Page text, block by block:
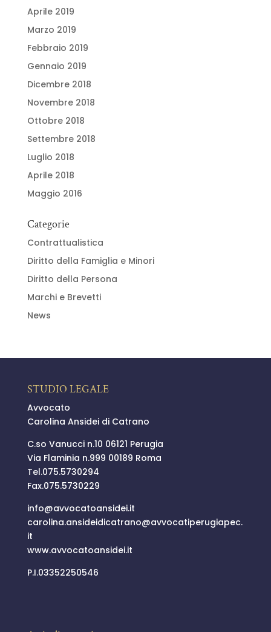
Aprile 2019
Marzo 2019
Febbraio 2019
Gennaio 2019
Dicembre 2018
Novembre 2018
Ottobre 2018
Settembre 2018
Luglio 2018
Aprile 2018
Maggio 2016
Categorie
Contrattualistica
Diritto della Famiglia e Minori
Diritto della Persona
Marchi e Brevetti
News
STUDIO LEGALE
Avvocato
Carolina Ansidei di Catrano
C.so Vanucci n.10 06121 Perugia
Via Flaminia n.999 00189 Roma
Tel.075.5730294
Fax.075.5730229
info@avvocatoansidei.it
carolina.ansideidicatrano@avvocatiperugiapec.
it
www.avvocatoansidei.it
P.I.03352250546